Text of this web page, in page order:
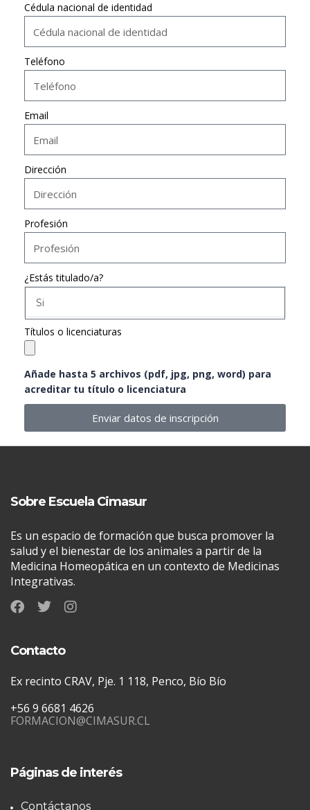
Cédula nacional de identidad
Teléfono
Email
Dirección
Profesión
¿Estás titulado/a?
Si
Títulos o licenciaturas
Añade hasta 5 archivos (pdf, jpg, png, word) para
acreditar tu título o licenciatura
Enviar datos de inscripción
Sobre Escuela Cimasur
Es un espacio de formación que busca promover la
salud y el bienestar de los animales a partir de la
Medicina Homeopática en un contexto de Medicinas
Integrativas.
Contacto
Ex recinto CRAV, Pje. 1 118, Penco, Bío Bío
+56 9 6681 4626
FORMACION@CIMASUR.CL
Páginas de interés
Contáctanos